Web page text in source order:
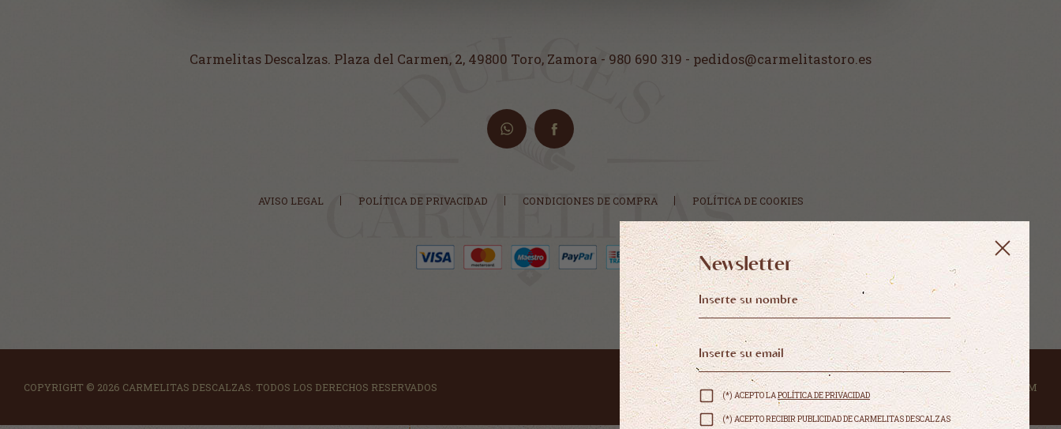
Carmelitas Descalzas. Plaza del Carmen, 2, 49800 Toro, Zamora - 980 690 319 - pedidos@carmelitastoro.es
AVISO LEGAL POLÍTICA DE PRIVACIDAD CONDICIONES DE COMPRA POLÍTICA DE COOKIES
COPYRIGHT © 2026 CARMELITAS DESCALZAS. TODOS LOS DERECHOS RESERVADOS DISEÑO WEB SGM
Newsletter
(*) ACEPTO LAPOLÍTICA DE PRIVACIDAD
(*) ACEPTO RECIBIR PUBLICIDAD DE CARMELITAS DESCALZAS